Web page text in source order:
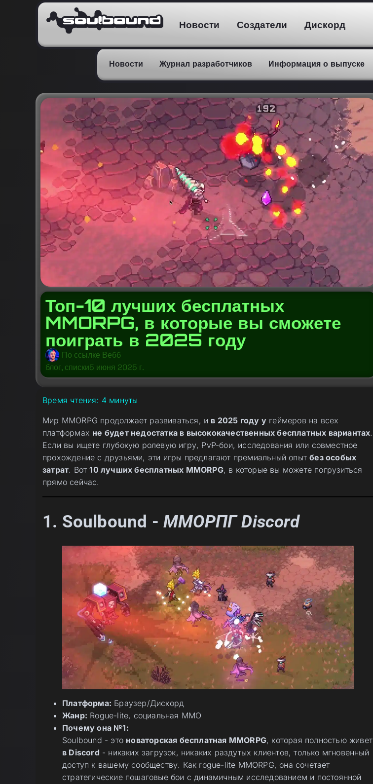
Новости Создатели Дискорд
Новости Журнал разработчиков Информация о выпуске
Топ-10 лучших бесплатных
MMORPG, в которые вы сможете
поиграть в 2025 году
По ссылке Вебб
блог, списки5 июня 2025 г.
Время чтения: 4 минуты
Мир MMORPG продолжает развиваться, и в 2025 году у геймеров на всех
платформах не будет недостатка в высококачественных бесплатных вариантах.
Если вы ищете глубокую ролевую игру, PvP-бои, исследования или совместное
прохождение с друзьями, эти игры предлагают премиальный опытбез особых
затрат. Вот10 лучших бесплатных MMORPG, в которые вы можете погрузиться
прямо сейчас.
1. Soulbound -ММОРПГ Discord
Платформа: Браузер/Дискорд
Жанр: Rogue-lite, социальная MMO
Почему она №1:
Soulbound - это новаторская бесплатная MMORPG, которая полностью живет
в Discord - никаких загрузок, никаких раздутых клиентов, только мгновенный
доступ к вашему сообществу. Как rogue-lite MMORPG, она сочетает
стратегические пошаговые бои с динамичным исследованием и постоянной